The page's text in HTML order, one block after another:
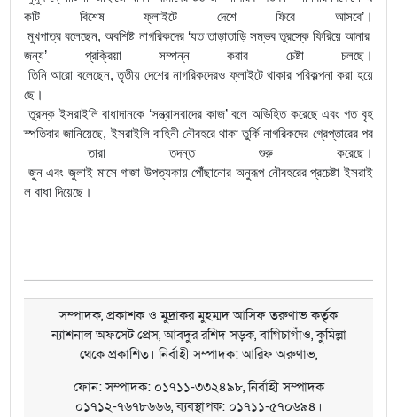
কটি
বিশেষ ফ্লাইটে দেশে ফিরে আসবে’।
মুখপাত্র বলেছেন,অবশিষ্ট নাগরিকদের‘যত তাড়াতাড়ি সম্ভব তুরস্কে ফিরিয়ে আনার
জন্য’ প্রক্রিয়া সম্পন্ন করার চেষ্টা
চলছে।
তিনি আরো বলেছেন,তৃতীয় দেশের নাগরিকদেরও ফ্লাইটে থাকার পরিকল্পনা করা হয়ে
ছে।
তুরস্ক ইসরাইলি বাধাদানকে ‘সন্ত্রাসবাদের কাজ’বলে অভিহিত করেছে এবং গত বৃহ
স্পতিবার জানিয়েছে,ইসরাইলি বাহিনী নৌবহরে থাকা তুর্কি নাগরিকদের গ্রেপ্তারের পর
তারা
তদন্ত শুরু
করেছে।
জুন এবং জুলাই মাসে গাজা উপত্যকায় পৌঁছানোর অনুরূপ নৌবহরের প্রচেষ্টা ইসরাই
ল বাধা দিয়েছে ।
সম্পাদক, প্রকাশক ও মুদ্রাকর মুহম্মদ আসিফ তরুণাভ কর্তৃক
ন্যাশনাল অফসেট প্রেস, আবদুর রশিদ সড়ক, বাগিচাগাঁও, কুমিল্লা
থেকে প্রকাশিত। নির্বাহী সম্পাদক: আরিফ অরুণাভ,
ফোন: সম্পাদক: ০১৭১১-৩৩২৪৯৮, নির্বাহী সম্পাদক
০১৭১২-৭৬৭৮৬৬৬, ব্যবস্থাপক: ০১৭১১-৫৭০৬৯৪।